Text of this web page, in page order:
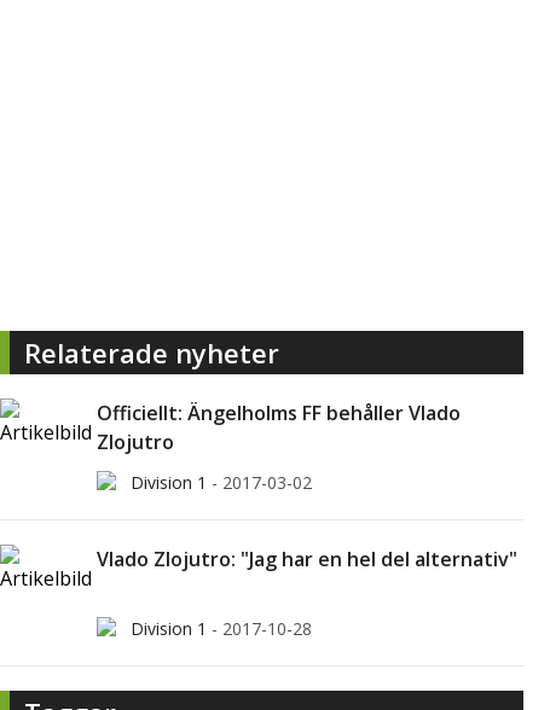
Relaterade nyheter
Officiellt: Ängelholms FF behåller Vlado
Zlojutro
Division 1 - 2017-03-02
Vlado Zlojutro: "Jag har en hel del alternativ"
Division 1 - 2017-10-28